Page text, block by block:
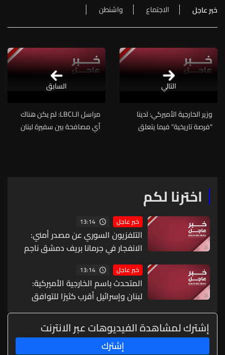
خبر عاجل الاجتماع واشنطن
التالي
وزير الخارجية الأميركي: لدينا
"فرصة تاريخية" فيما يتعلق
مراسل الـLBCI: لم يكن هناك
أي مصافحة بين سفيرة لبنان
السابق
اخترنا لكم
خبر عاجل 13:14
التلفزيون السوري عن مصدر أمني:
الانفجار في جرمانا بريف دمشق ناجم
عن عبوة ناسفة مزروعة بحافلة ركاب
خبر عاجل 13:14
المتحدث باسم الخارجية الأميركية:
لبنان وإسرائيل أقرب كثيرًا للتوافق
بشأن دفع عملية المناطق التجريبية
وتوسيعها والمحادثات كانت مثمرة
على المستوى الفني ومستوى الخبراء
إشترك لمشاهدة الفيديوهات عبر الانترنت
إشترك